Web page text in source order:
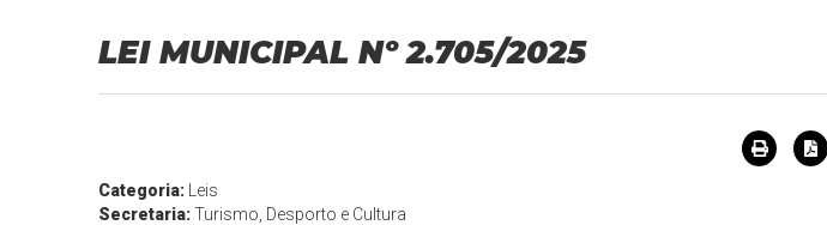
LEI MUNICIPAL Nº 2.705/2025
Categoria:
Leis
Secretaria:Turismo, Desporto e Cultura